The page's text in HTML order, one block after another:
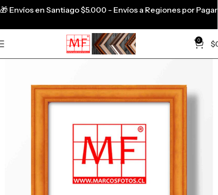
0 $
🎁 Envíos en Santiago $5.000 - Envíos a Regiones por Pagar